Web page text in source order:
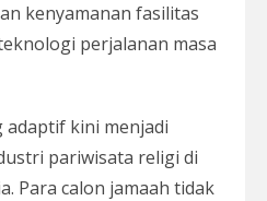
kenyamanan fasilitas
perjalanan masa
adaptif kini menjadi
pariwisata religi di
Para calon jamaah tidak